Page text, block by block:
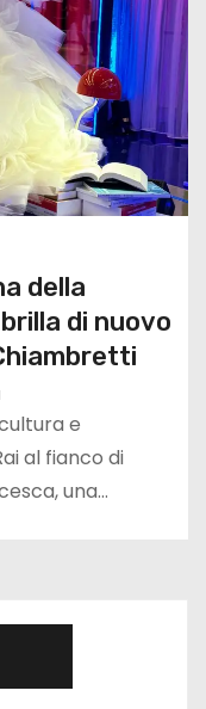
della
di nuovo
e
al fianco di
una…